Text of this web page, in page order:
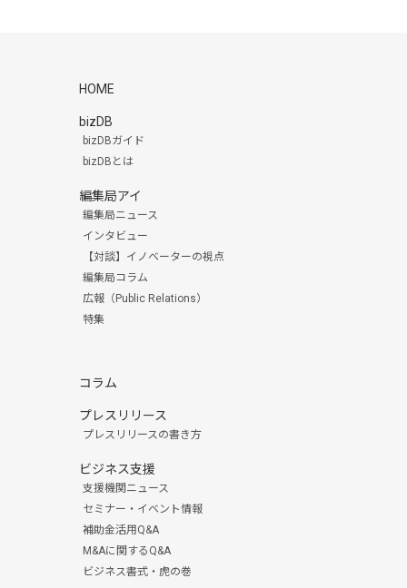
HOME
bizDB
bizDBガイド
bizDBとは
編集局アイ
編集局ニュース
インタビュー
【対談】イノベーターの視点
編集局コラム
広報（Public Relations）
特集
コラム
プレスリリース
プレスリリースの書き方
ビジネス支援
支援機関ニュース
セミナー・イベント情報
補助金活用Q&A
M&Aに関するQ&A
ビジネス書式・虎の巻